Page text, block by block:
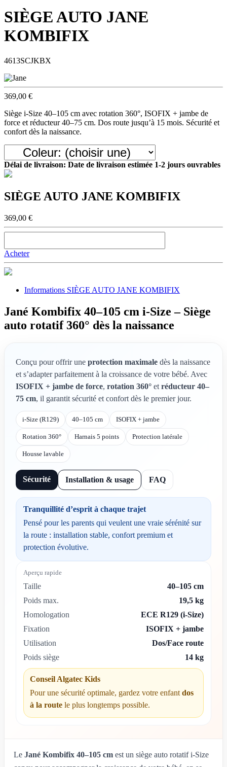
SIÈGE AUTO JANE
KOMBIFIX
4613SCJKBX
369,00 €
Siège i-Size 40–105 cm avec rotation 360°, ISOFIX + jambe de
force et réducteur 40–75 cm. Dos route jusqu’à 15 mois. Sécurité et
confort dès la naissance.
Délai de livraison: Date de livraison estimée 1-2 jours ouvrables
SIÈGE AUTO JANE KOMBIFIX
369,00 €
Acheter
Informations SIÈGE AUTO JANE KOMBIFIX
Jané Kombifix 40–105 cm i-Size – Siège
auto rotatif 360° dès la naissance
Conçu pour offrir une protection maximale dès la naissance
et s’adapter parfaitement à la croissance de votre bébé. Avec
ISOFIX + jambe de force, rotation 360° et réducteur 40–
75 cm, il garantit sécurité et confort dès le premier jour.
i-Size (R129) 40–105 cm ISOFIX + jambe
Rotation 360° Harnais 5 points Protection latérale
Housse lavable
Sécurité Installation & usage FAQ
Tranquillité d’esprit à chaque trajet
Pensé pour les parents qui veulent une vraie sérénité sur
la route : installation stable, confort premium et
protection évolutive.
Aperçu rapide
Taille
40–105 cm
Poids max.
19,5 kg
Homologation
ECE R129 (i-Size)
Fixation
ISOFIX + jambe
Utilisation
Dos/Face route
Poids siège
14 kg
Conseil Algatec Kids
Pour une sécurité optimale, gardez votre enfant dos
à la route le plus longtemps possible.
Le Jané Kombifix 40–105 cm est un siège auto rotatif i-Size